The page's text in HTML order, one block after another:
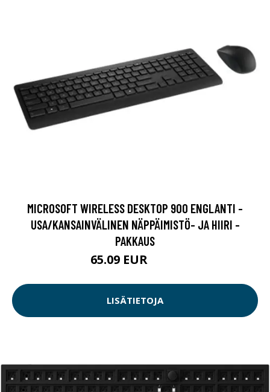
MICROSOFT WIRELESS DESKTOP 900 ENGLANTI -
USA/KANSAINVÄLINEN NÄPPÄIMISTÖ- JA HIIRI -
PAKKAUS
65.09 EUR
LISÄTIETOJA